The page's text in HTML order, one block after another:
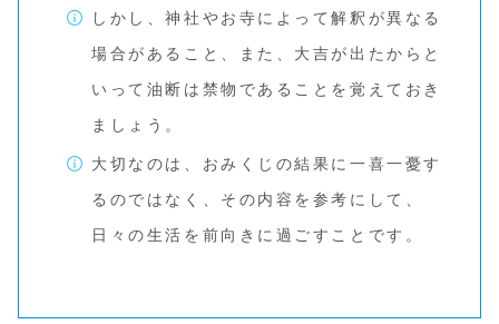
しかし、神社やお寺によって解釈が異なる
場合があること、また、大吉が出たからと
いって油断は禁物であることを覚えておき
ましょう。
大切なのは、おみくじの結果に一喜一憂す
るのではなく、その内容を参考にして、
日々の生活を前向きに過ごすことです。